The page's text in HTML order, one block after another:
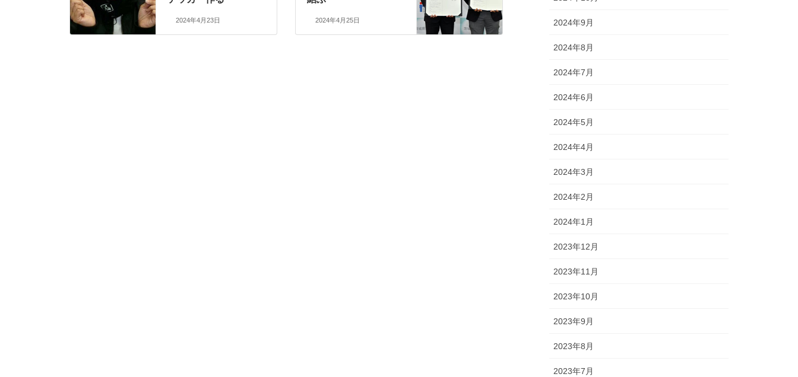
2024年4月23日 2024年4月25日 2024年9月
2024年8月
2024年7月
2024年6月
2024年5月
2024年4月
2024年3月
2024年2月
2024年1月
2023年12月
2023年11月
2023年10月
2023年9月
2023年8月
2023年7月